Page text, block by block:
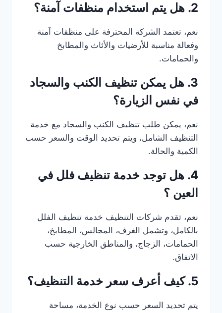
2. هل يتم استخدام منظفات آمنة؟
نعم، تعتمد الشركة المحترفة على منظفات آمنة
وفعالة مناسبة للأرضيات والأثاث والمطابخ
والحمامات.
3. هل يمكن تنظيف الكنب والسجاد
في نفس الزيارة؟
نعم، يمكن طلب تنظيف الكنب والسجاد مع خدمة
التنظيف الشامل، ويتم تحديد الوقت والسعر حسب
الكمية والحالة.
4. هل توجد خدمة تنظيف فلل في
العين ؟
نعم، تقدم شركات التنظيف خدمة تنظيف الفلل
بالكامل، وتشمل الغرف، المجالس، المطابخ،
الحمامات، الزجاج، والمناطق الخارجية حسب
الاتفاق.
5. كيف أعرف سعر خدمة التنظيف؟
يتم تحديد السعر حسب نوع الخدمة، مساحة